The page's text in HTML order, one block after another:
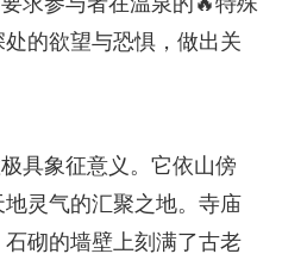
的欲望与恐惧，做出关
具象征意义。它依山傍
灵气的汇聚之地。寺庙
砌的墙壁上刻满了古老